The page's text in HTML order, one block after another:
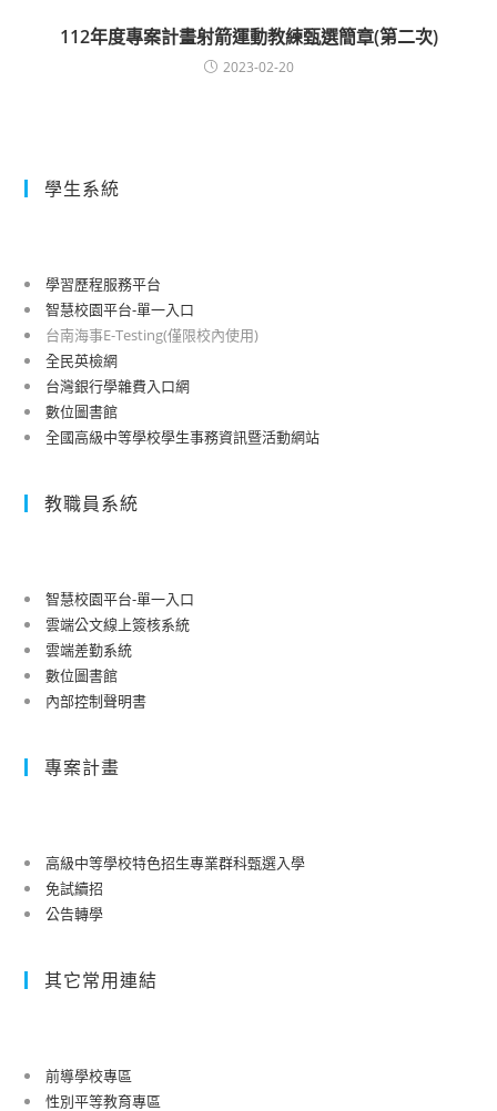
112年度專案計畫射箭運動教練甄選簡章(第二次)
2023-02-20
學生系統
學習歷程服務平台
智慧校園平台-單一入口
台南海事E-Testing(僅限校內使用)
全民英檢網
台灣銀行學雜費入口網
數位圖書館
全國高級中等學校學生事務資訊暨活動網站
教職員系統
智慧校園平台-單一入口
雲端公文線上簽核系統
雲端差勤系統
數位圖書館
內部控制聲明書
專案計畫
高級中等學校特色招生專業群科甄選入學
免試續招
公告轉學
其它常用連結
前導學校專區
性別平等教育專區